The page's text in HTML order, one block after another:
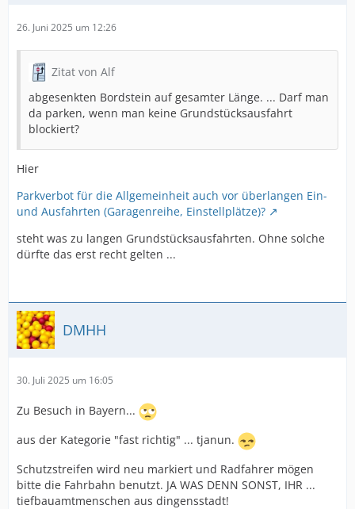
26. Juni 2025 um 12:26
Zitat von Alf
abgesenkten Bordstein auf gesamter Länge. ... Darf man
da parken, wenn man keine Grundstücksausfahrt
blockiert?
Hier
Parkverbot für die Allgemeinheit auch vor überlangen Ein-
und Ausfahrten (Garagenreihe, Einstellplätze)?
steht was zu langen Grundstücksausfahrten. Ohne solche
dürfte das erst recht gelten ...
DMHH
30. Juli 2025 um 16:05
Zu Besuch in Bayern...
aus der Kategorie "fast richtig" ... tjanun.
Schutzstreifen wird neu markiert und Radfahrer mögen
bitte die Fahrbahn benutzt. JA WAS DENN SONST, IHR ...
tiefbauamtmenschen aus dingensstadt!